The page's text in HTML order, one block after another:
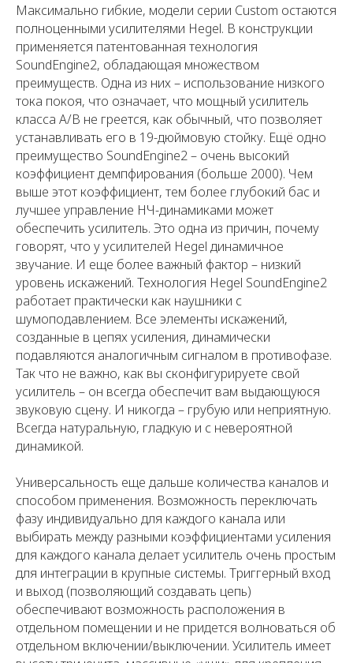
Максимально гибкие, модели серии Custom остаются
полноценными усилителями Hegel. В конструкции
применяется патентованная технология
SoundEngine2, обладающая множеством
преимуществ. Одна из них – использование низкого
тока покоя, что означает, что мощный усилитель
класса A/B не греется, как обычный, что позволяет
устанавливать его в 19-дюймовую стойку. Ещё одно
преимущество SoundEngine2 – очень высокий
коэффициент демпфирования (больше 2000). Чем
выше этот коэффициент, тем более глубокий бас и
лучшее управление НЧ-динамиками может
обеспечить усилитель. Это одна из причин, почему
говорят, что у усилителей Hegel динамичное
звучание. И еще более важный фактор – низкий
уровень искажений. Технология Hegel SoundEngine2
работает практически как наушники с
шумоподавлением. Все элементы искажений,
созданные в цепях усиления, динамически
подавляются аналогичным сигналом в противофазе.
Так что не важно, как вы сконфигурируете свой
усилитель – он всегда обеспечит вам выдающуюся
звуковую сцену. И никогда – грубую или неприятную.
Всегда натуральную, гладкую и с невероятной
динамикой.
Универсальность еще дальше количества каналов и
способом применения. Возможность переключать
фазу индивидуально для каждого канала или
выбирать между разными коэффициентами усиления
для каждого канала делает усилитель очень простым
для интеграции в крупные системы. Триггерный вход
и выход (позволяющий создавать цепь)
обеспечивают возможность расположения в
отдельном помещении и не придется волноваться об
отдельном включении/выключении. Усилитель имеет